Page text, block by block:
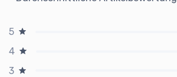
5
4
3